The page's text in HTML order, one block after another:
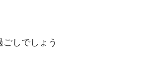
しでしょう